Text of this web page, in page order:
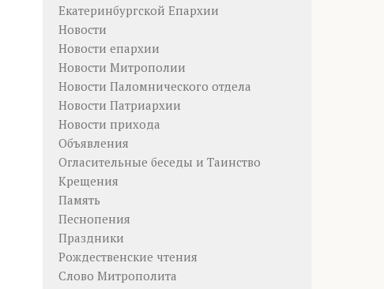
Екатеринбургской Епархии
Новости
Новости епархии
Новости Митрополии
Новости Паломнического отдела
Новости Патриархии
Новости прихода
Объявления
Огласительные беседы и Таинство
Крещения
Память
Песнопения
Праздники
Рождественские чтения
Слово Митрополита